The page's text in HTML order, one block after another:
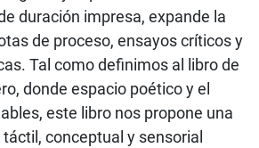
duración impresa, expande la
de proceso, ensayos críticos y
Tal como definimos al libro de
donde espacio poético y el
este libro nos propone una
conceptual y sensorial